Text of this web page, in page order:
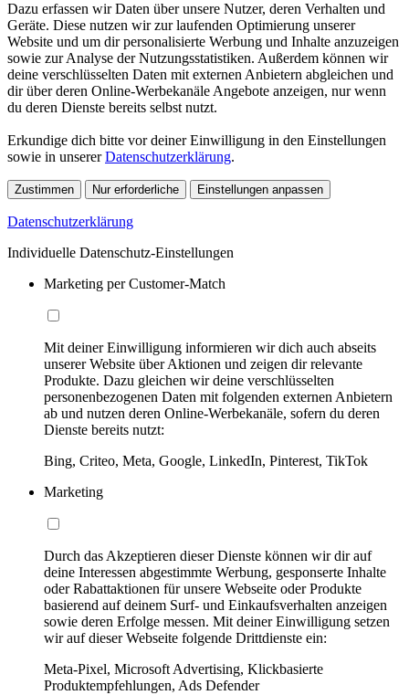
Dazu erfassen wir Daten über unsere Nutzer, deren Verhalten und
Geräte. Diese nutzen wir zur laufenden Optimierung unserer
Website und um dir personalisierte Werbung und Inhalte anzuzeigen
sowie zur Analyse der Nutzungsstatistiken. Außerdem können wir
deine verschlüsselten Daten mit externen Anbietern abgleichen und
dir über deren Online-Werbekanäle Angebote anzeigen, nur wenn
du deren Dienste bereits selbst nutzt.
Erkundige dich bitte vor deiner Einwilligung in den Einstellungen
sowie in unsererDatenschutzerklärung.
Zustimmen Nur erforderliche Einstellungen anpassen
Datenschutzerklärung
Individuelle Datenschutz-Einstellungen
Marketing per Customer-Match
Mit deiner Einwilligung informieren wir dich auch abseits
unserer Website über Aktionen und zeigen dir relevante
Produkte. Dazu gleichen wir deine verschlüsselten
personenbezogenen Daten mit folgenden externen Anbietern
ab und nutzen deren Online-Werbekanäle, sofern du deren
Dienste bereits nutzt:
Bing, Criteo, Meta, Google, LinkedIn, Pinterest, TikTok
Marketing
Durch das Akzeptieren dieser Dienste können wir dir auf
deine Interessen abgestimmte Werbung, gesponserte Inhalte
oder Rabattaktionen für unsere Webseite oder Produkte
basierend auf deinem Surf- und Einkaufsverhalten anzeigen
sowie deren Erfolge messen. Mit deiner Einwilligung setzen
wir auf dieser Webseite folgende Drittdienste ein:
Meta-Pixel, Microsoft Advertising, Klickbasierte
Produktempfehlungen, Ads Defender